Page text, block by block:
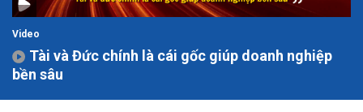
Video
Tài và Đức chính là cái gốc giúp doanh nghiệp
bền sâu